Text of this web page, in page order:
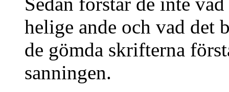
helige ande och vad det
de gömda skrifterna
sanningen.